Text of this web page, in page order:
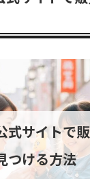
式サイトで
つける方法